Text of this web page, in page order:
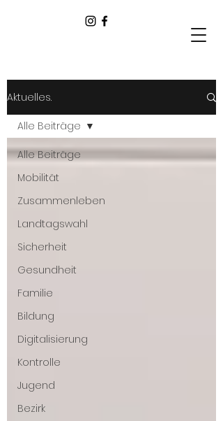
Aktuelles.
Alle Beiträge
Mobilität
Zusammenleben
Landtagswahl
Sicherheit
Gesundheit
Familie
Bildung
Digitalisierung
Kontrolle
Jugend
Bezirk
Alle Beiträge